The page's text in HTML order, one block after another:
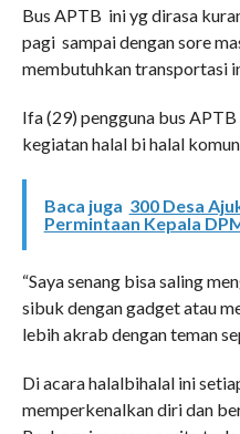
Bus APTB ini yg dirasa
pagi sampai dengan sore
membutuhkan transportasi
Ifa (29) pengguna bus
kegiatan halal bi halal
Baca juga 300 Desa
Permintaan Kepala
“Saya senang bisa saling
sibuk dengan gadget atau
lebih akrab dengan teman
Di acara halalbihalal ini
memperkenalkan diri dan